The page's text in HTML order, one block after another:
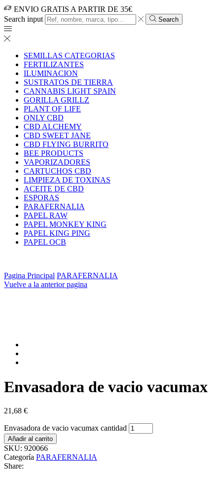
ENVIO GRATIS A PARTIR DE 35€
Search input
Search
SEMILLAS CATEGORIAS
FERTILIZANTES
ILUMINACION
SUSTRATOS DE TIERRA
CANNABIS LIGHT SPAIN
GORILLA GRILLZ
PLANT OF LIFE
ONLY CBD
CBD ALCHEMY
CBD SWEET JANE
CBD FLYING BURRITO
BEE PRODUCTS
VAPORIZADORES
CARTUCHOS CBD
LIMPIEZA DE TOXINAS
ACEITE DE CBD
ESPORAS
PARAFERNALIA
PAPEL RAW
PAPEL MONKEY KING
PAPEL KING PING
PAPEL OCB
Pagina Principal PARAFERNALIA
Vuelve a la anterior pagina
Envasadora de vacio vacumax
21,68 €
Envasadora de vacio vacumax cantidad
Añadir al carrito
SKU: 920066
Categoría PARAFERNALIA
Share: